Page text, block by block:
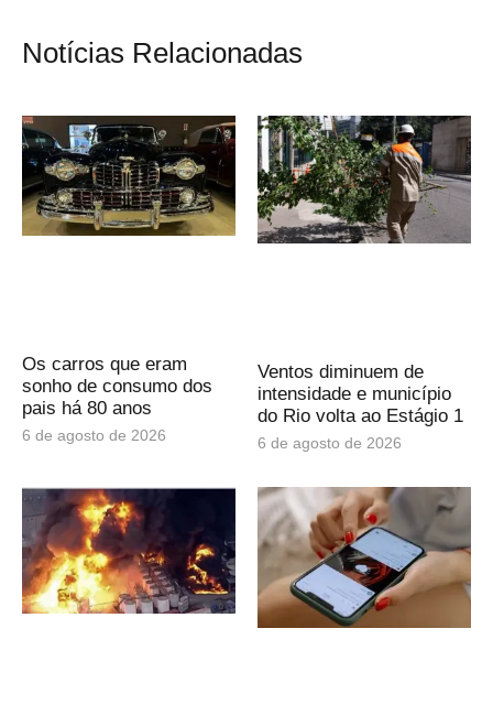
Notícias Relacionadas
Os carros que eram
sonho de consumo dos
pais há 80 anos
6 de agosto de 2026
Ventos diminuem de
intensidade e município
do Rio volta ao Estágio 1
6 de agosto de 2026